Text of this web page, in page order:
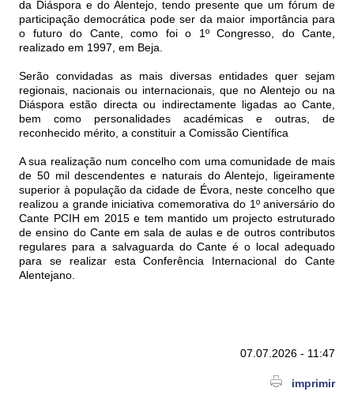
da Diáspora e do Alentejo, tendo presente que um fórum de
participação democrática pode ser da maior importância para
o futuro do Cante, como foi o 1º Congresso, do Cante,
realizado em 1997, em Beja.
Serão convidadas as mais diversas entidades quer sejam
regionais, nacionais ou internacionais, que no Alentejo ou na
Diáspora estão directa ou indirectamente ligadas ao Cante,
bem como personalidades académicas e outras, de
reconhecido mérito, a constituir a Comissão Científica
A sua realização num concelho com uma comunidade de mais
de 50 mil descendentes e naturais do Alentejo, ligeiramente
superior à população da cidade de Évora, neste concelho que
realizou a grande iniciativa comemorativa do 1º aniversário do
Cante PCIH em 2015 e tem mantido um projecto estruturado
de ensino do Cante em sala de aulas e de outros contributos
regulares para a salvaguarda do Cante é o local adequado
para se realizar esta Conferência Internacional do Cante
Alentejano.
07.07.2026 - 11:47
imprimir